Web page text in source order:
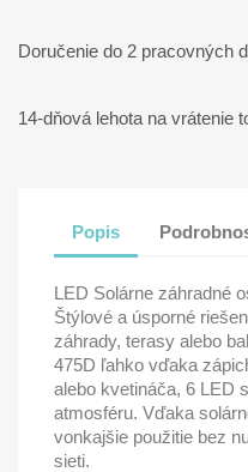
Doručenie do 2 pracovných
14-dňová lehota na vrátenie
Popis
LED Solárne záhradné
Štýlové a úsporné
záhrady, terasy alebo
475D ľahko vďaka
alebo kvetináča, 6 LED
atmosféru. Vďaka
vonkajšie použitie bez
sieti.